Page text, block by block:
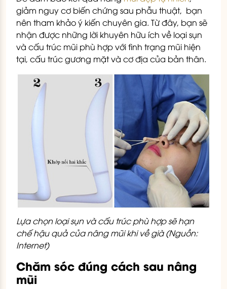
giảm nguy cơ biến chứng sau phẫu thuật, bạn
nên tham khảo ý kiến chuyên gia. Từ đây, bạn sẽ
nhận được những lời khuyên hữu ích về loại sụn
và cấu trúc mũi phù hợp với tình trạng mũi hiện
tại, cấu trúc gương mặt và cơ địa của bản thân.
Lựa chọn loại sụn và cấu trúc phù hợp sẽ hạn
chế hậu quả của nâng mũi khi về già (Nguồn:
Internet)
Chăm sóc đúng cách sau nâng
mũi